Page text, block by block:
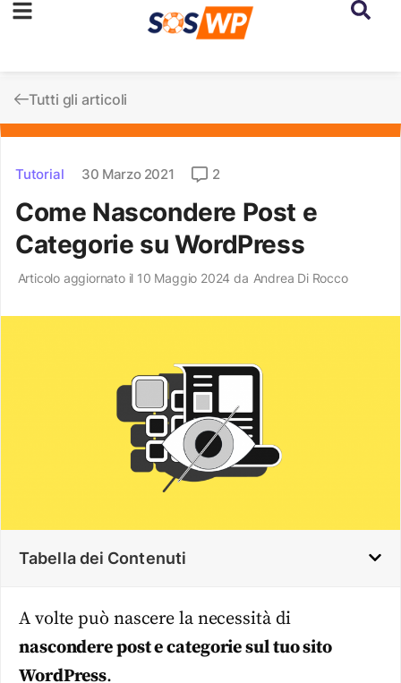
Tutti gli articoli
Tutorial 30 Marzo 2021 2
Come Nascondere Post e
Categorie su WordPress
Articolo aggiornato il 10 Maggio 2024 da Andrea Di Rocco
Tabella dei Contenuti
A volte può nascere la necessità di
nascondere post e categorie sul tuo sito
WordPress.